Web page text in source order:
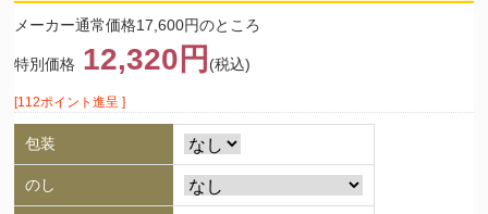
メーカー通常価格17,600円のところ
特別価格 12,320円 (税込)
[112ポイント進呈 ]
包装
のし